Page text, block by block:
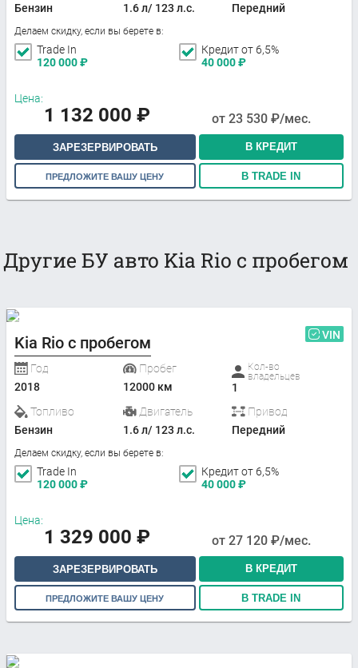
Бензин
1.6 л/ 123 л.с.
Передний
Делаем скидку, если вы берете в:
Trade In
120 000₽
Кредит от 6,5%
40 000₽
Цена:
1 132 000 ₽ от 23 530 ₽/мес.
ЗАРЕЗЕРВИРОВАТЬ В КРЕДИТ
ПРЕДЛОЖИТЕ ВАШУ ЦЕНУ В TRADE IN
Другие БУ авто Kia Rio с пробегом
Kia Rio с пробегом VIN
Год
2018
Пробег
12000 км
Кол-во
владельцев
1
Топливо
Бензин
Двигатель
1.6 л/ 123 л.с.
Привод
Передний
Делаем скидку, если вы берете в:
Trade In
120 000₽
Кредит от 6,5%
40 000₽
Цена:
1 329 000 ₽ от 27 120 ₽/мес.
ЗАРЕЗЕРВИРОВАТЬ В КРЕДИТ
ПРЕДЛОЖИТЕ ВАШУ ЦЕНУ В TRADE IN